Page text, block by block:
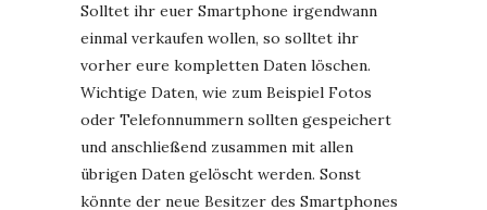
Solltet ihr euer Smartphone irgendwann
einmal verkaufen wollen, so solltet ihr
vorher eure kompletten Daten löschen.
Wichtige Daten, wie zum Beispiel Fotos
oder Telefonnummern sollten gespeichert
und anschließend zusammen mit allen
übrigen Daten gelöscht werden. Sonst
könnte der neue Besitzer des Smartphones